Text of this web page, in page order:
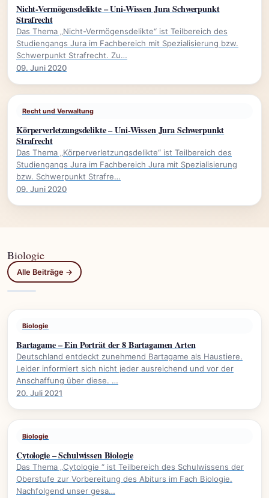
Nicht-Vermögensdelikte – Uni-Wissen Jura Schwerpunkt
Strafrecht
Das Thema „Nicht-Vermögensdelikte“ ist Teilbereich des
Studiengangs Jura im Fachbereich mit Spezialisierung bzw.
Schwerpunkt Strafrecht. Zu…
09. Juni 2020
Recht und Verwaltung
Körperverletzungsdelikte – Uni-Wissen Jura Schwerpunkt
Strafrecht
Das Thema „Körperverletzungsdelikte“ ist Teilbereich des
Studiengangs Jura im Fachbereich Jura mit Spezialisierung
bzw. Schwerpunkt Strafre…
09. Juni 2020
Biologie
Alle Beiträge →
Biologie
Bartagame – Ein Porträt der 8 Bartagamen Arten
Deutschland entdeckt zunehmend Bartagame als Haustiere.
Leider informiert sich nicht jeder ausreichend und vor der
Anschaffung über diese. …
20. Juli 2021
Biologie
Cytologie – Schulwissen Biologie
Das Thema „Cytologie “ ist Teilbereich des Schulwissens der
Oberstufe zur Vorbereitung des Abiturs im Fach Biologie.
Nachfolgend unser gesa…